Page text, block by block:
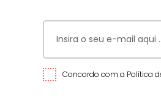
Concordo com a Política